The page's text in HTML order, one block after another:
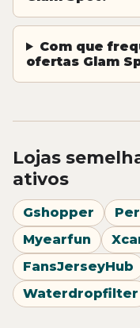
Com que
ofertas Glam
Lojas
ativos
Gshopper
Myearfun
FansJerseyHub
Waterdropfilter